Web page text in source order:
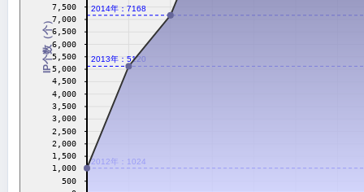
2012年：1024
2013年：5120
2014年：7168
500
1,000
1,500
2,000
2,500
3,000
3,500
4,000
4,500
5,000
5,500
6,000
6,500
7,000
7,500
IP个数（个）